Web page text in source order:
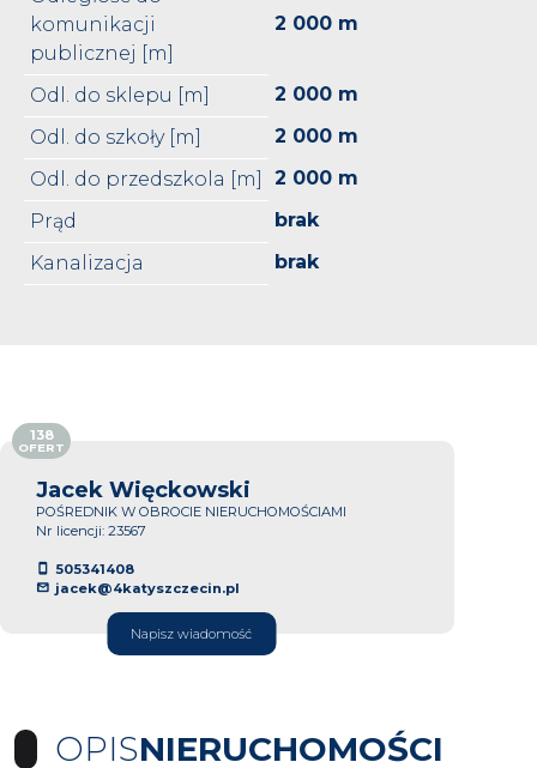
komunikacji
publicznej [m]
2 000 m
Odl. do sklepu [m]
2 000 m
Odl. do szkoły [m]
2 000 m
Odl. do przedszkola [m]
2 000 m
Prąd
brak
Kanalizacja
brak
Jacek Więckowski
POŚREDNIK W OBROCIE NIERUCHOMOŚCIAMI
Nr licencji: 23567
505341408
jacek@4katyszczecin.pl
Napisz wiadomość
138
OFERT
OPISNIERUCHOMOŚCI